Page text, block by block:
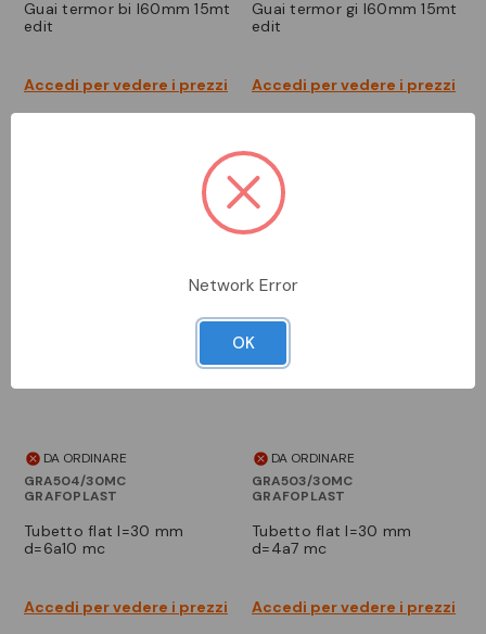
guai termor bi l60mm 15mt
edit
Accedi per vedere i prezzi
guai termor gi l60mm 15mt
edit
Accedi per vedere i prezzi
DA ORDINARE
GRA504/30MC
GRAFOPLAST
tubetto flat l=30 mm
d=6a10 mc
Accedi per vedere i prezzi
DA ORDINARE
GRA503/30MC
GRAFOPLAST
tubetto flat l=30 mm
d=4a7 mc
Accedi per vedere i prezzi
Network Error
OK